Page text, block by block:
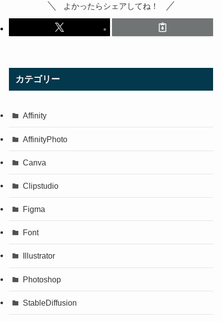
よかったらシェアしてね！
カテゴリー
Affinity
AffinityPhoto
Canva
Clipstudio
Figma
Font
Illustrator
Photoshop
StableDiffusion